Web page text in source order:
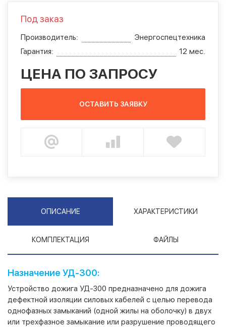
Под заказ
Производитель:
Энергоспецтехника
Гарантия:
12 мес.
ЦЕНА ПО ЗАПРОСУ
ОСТАВИТЬ ЗАЯВКУ
ОПИСАНИЕ ХАРАКТЕРИСТИКИ
КОМПЛЕКТАЦИЯ ФАЙЛЫ
Назначение УД-300:
Устройство дожига УД-300 предназначено для дожига
дефектной изоляции силовых кабелей с целью перевода
однофазных замыканий (одной жилы на оболочку) в двух
или трехфазное замыкание или разрушение проводящего